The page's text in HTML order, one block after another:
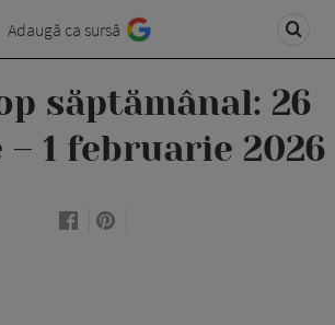
Adaugă ca sursă
săptămânal: 26
1 februarie 2026